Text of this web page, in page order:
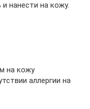
нанести на кожу.
на кожу
аллергии на